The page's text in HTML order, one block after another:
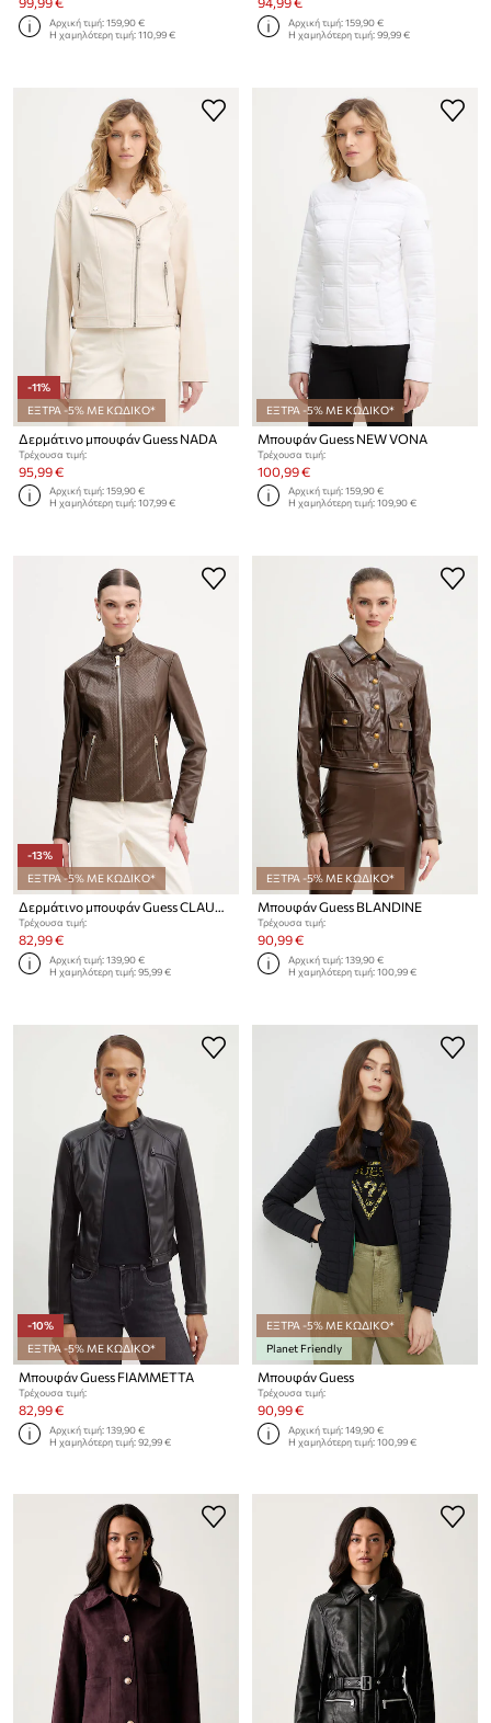
Αρχική τιμή:159,90 €
Η χαμηλότερη τιμή:110,99 €
Αρχική τιμή:159,90 €
Η χαμηλότερη τιμή:99,99 €
-11%
ΕΞΤΡΑ -5% ΜΕ ΚΩΔΙΚΟ*
Δερμάτινο μπουφάν Guess NADA
Τρέχουσα τιμή:
95,99 €
Αρχική τιμή:159,90 €
Η χαμηλότερη τιμή:107,99 €
ΕΞΤΡΑ -5% ΜΕ ΚΩΔΙΚΟ*
Μπουφάν Guess NEW VONA
Τρέχουσα τιμή:
100,99 €
Αρχική τιμή:159,90 €
Η χαμηλότερη τιμή:109,90 €
-13%
ΕΞΤΡΑ -5% ΜΕ ΚΩΔΙΚΟ*
Δερμάτινο μπουφάν Guess CLAUDINE
Τρέχουσα τιμή:
82,99 €
Αρχική τιμή:139,90 €
Η χαμηλότερη τιμή:95,99 €
ΕΞΤΡΑ -5% ΜΕ ΚΩΔΙΚΟ*
Μπουφάν Guess BLANDINE
Τρέχουσα τιμή:
90,99 €
Αρχική τιμή:139,90 €
Η χαμηλότερη τιμή:100,99 €
-10%
ΕΞΤΡΑ -5% ΜΕ ΚΩΔΙΚΟ*
Μπουφάν Guess FIAMMETTA
Τρέχουσα τιμή:
82,99 €
Αρχική τιμή:139,90 €
Η χαμηλότερη τιμή:92,99 €
ΕΞΤΡΑ -5% ΜΕ ΚΩΔΙΚΟ*
Planet Friendly
Μπουφάν Guess
Τρέχουσα τιμή:
90,99 €
Αρχική τιμή:149,90 €
Η χαμηλότερη τιμή:100,99 €